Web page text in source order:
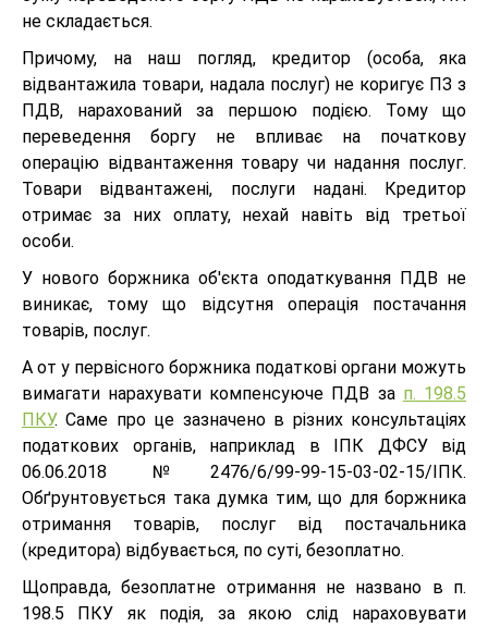
не складається.
Причому, на наш погляд, кредитор (особа, яка
відвантажила товари, надала послуг) не коригує ПЗ з
ПДВ, нарахований за першою подією. Тому що
переведення боргу не впливає на початкову
операцію відвантаження товару чи надання послуг.
Товари відвантажені, послуги надані. Кредитор
отримає за них оплату, нехай навіть від третьої
особи.
У нового боржника об'єкта оподаткування ПДВ не
виникає, тому що відсутня операція постачання
товарів, послуг.
А от у первісного боржника податкові органи можуть
вимагати нарахувати компенсуюче ПДВ за п. 198.5
ПКУ. Саме про це зазначено в різних консультаціях
податкових органів, наприклад в ІПК ДФСУ від
06.06.2018 №2476/6/99-99-15-03-02-15/ІПК.
Обґрунтовується така думка тим, що для боржника
отримання товарів, послуг від постачальника
(кредитора) відбувається, по суті, безоплатно.
Щоправда, безоплатне отримання не названо в п.
198.5 ПКУ як подія, за якою слід нараховувати